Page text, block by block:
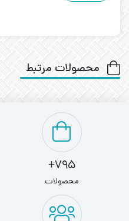
محصولات مرتبط
795+
محصولات